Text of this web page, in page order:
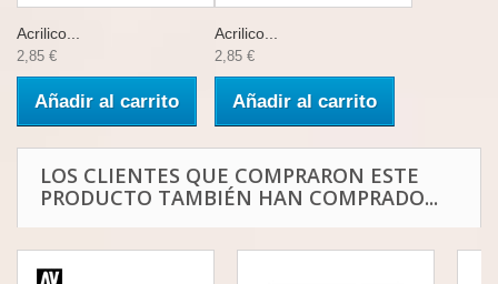
Acrilico...
2,85 €
Añadir al carrito
Acrilico...
2,85 €
Añadir al carrito
LOS CLIENTES QUE COMPRARON ESTE
PRODUCTO TAMBIÉN HAN COMPRADO...